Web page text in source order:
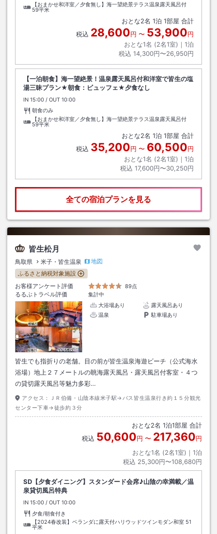
【おまかせ和洋室／夕食無し】海一望絶景テラス温泉露天風呂付
59平米
おとな2名 1泊 1部屋 合計
税込 28,600円 〜 53,900円
おとな1名 (2名1室)｜ 1泊
税込 14,300円〜26,950円
【一泊朝食】海一望絶景！温泉露天風呂付和洋室で皆生の塩
湯三昧プラン★朝食：ビュッフェ★夕食なし
IN チェックイン
15:00 / OUT チェックアウト
10:00
朝食のみ
【おまかせ和洋室／夕食無し】海一望絶景テラス温泉露天風呂付
59平米
おとな2名 1泊 1部屋 合計
税込 35,200円 〜 60,500円
おとな1名 (2名1室)｜ 1泊
税込 17,600円〜30,250円
全ての宿泊プランを見る
皆生松月
鳥取県 米子・皆生温泉
地図
ふるさと納税対象施設
お客様アンケート評価
89点
るるぶトラベル評価
集計中
大浴場あり
露天風呂あり
温泉
駐車場あり
皆生でも指折りの老舗。目の前が皆生温泉海遊ビーチ（公式海水
浴場）地上２７メートルの眺海露天風呂・露天風呂付客室・４つ
の貸切露天風呂等魅力多彩…
アクセス：
ＪＲ伯備・山陰本線米子駅→バス皆生温泉行き約１５分観光
センター下車→徒歩約３分
おとな2名 1泊1部屋 合計
税込 50,600円 〜 217,360円
おとな1名 (2名1室)｜ 1泊
税込 25,300円〜108,680円
SD【夕食ダイニング】スタンダード会席♪山陰の幸満載／温
泉貸切風呂特典
IN チェックイン
15:00 / OUT チェックアウト
10:00
夕食/朝食付き
【2024春改装】ベランダに露天付ハリウッドツインモダン和室 51
平米